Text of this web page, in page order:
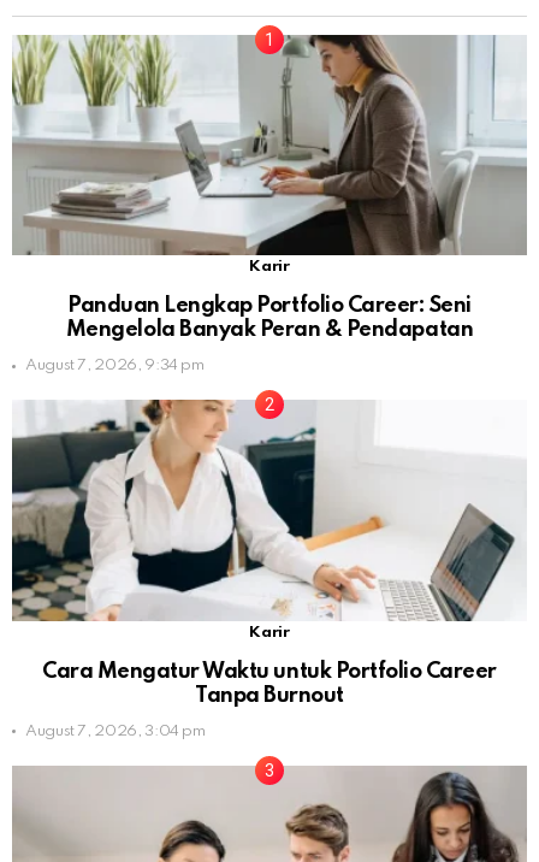
Karir
Panduan Lengkap Portfolio Career: Seni
Mengelola Banyak Peran & Pendapatan
August 7, 2026, 9:34 pm
Karir
Cara Mengatur Waktu untuk Portfolio Career
Tanpa Burnout
August 7, 2026, 3:04 pm